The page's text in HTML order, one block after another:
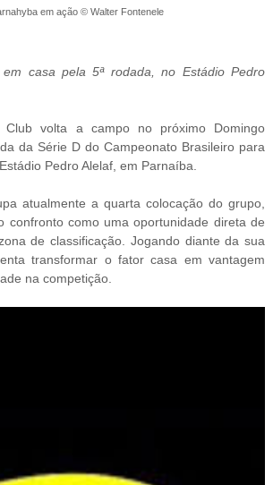
em ação © Walter Fontenele
casa pela 5ª rodada, no Estádio Pedro
Club volta a campo no próximo Domingo
da Série D do Campeonato Brasileiro para
Pedro Alelaf, em Parnaíba.
atualmente a quarta colocação do grupo,
confronto como uma oportunidade direta de
de classificação. Jogando diante da sua
transformar o fator casa em vantagem
na competição.